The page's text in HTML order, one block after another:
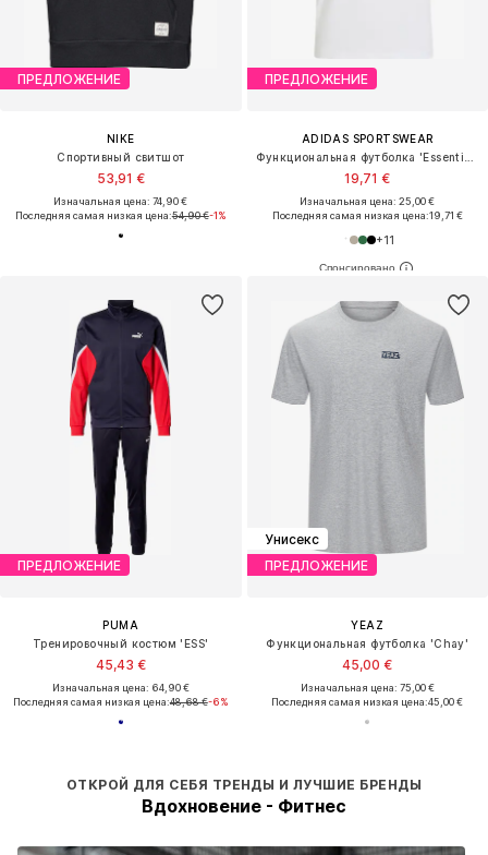
ПРЕДЛОЖЕНИЕ
NIKE
Спортивный свитшот
53,91 €
Изначальная цена: 74,90 €
Последняя самая низкая цена:54,90 €-1%
ПРЕДЛОЖЕНИЕ
ADIDAS SPORTSWEAR
Функциональная футболка 'Essentials'
19,71 €
Изначальная цена: 25,00 €
Последняя самая низкая цена:19,71 €
+11
ПРЕДЛОЖЕНИЕ
PUMA
Тренировочный костюм 'ESS'
45,43 €
Изначальная цена: 64,90 €
Последняя самая низкая цена:48,68 €-6%
Унисекс
ПРЕДЛОЖЕНИЕ
YEAZ
Функциональная футболка 'Chay'
45,00 €
Изначальная цена: 75,00 €
Последняя самая низкая цена:45,00 €
ОТКРОЙ ДЛЯ СЕБЯ ТРЕНДЫ И ЛУЧШИЕ БРЕНДЫ
Вдохновение - Фитнес